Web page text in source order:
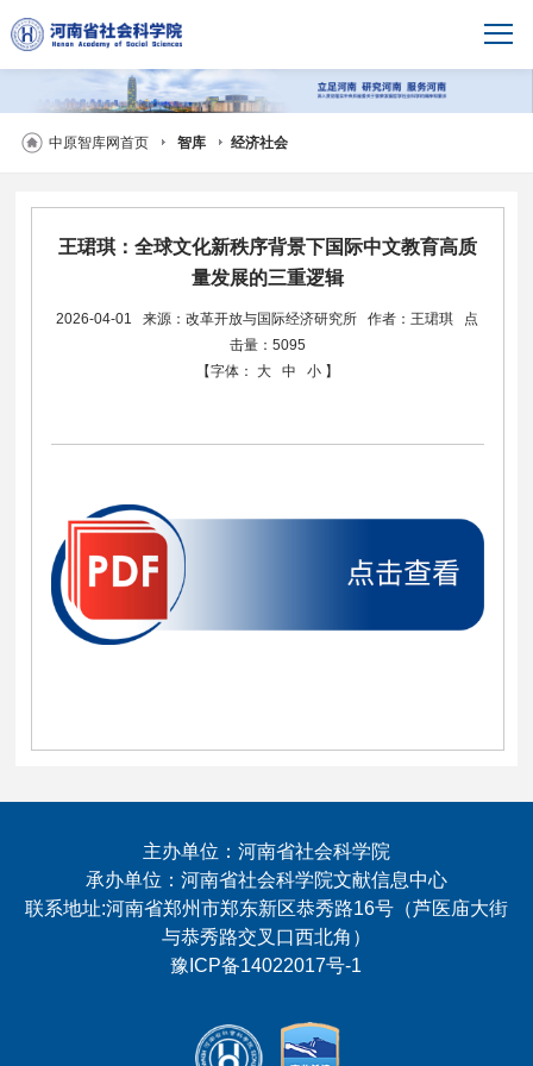
中原智库网首页 智库 经济社会
王珺琪：全球文化新秩序背景下国际中文教育高质
量发展的三重逻辑
2026-04-01 来源：改革开放与国际经济研究所 作者：王珺琪
点
击量：5095
【字体：
大 中 小 】
主办单位：河南省社会科学院
承办单位：河南省社会科学院文献信息中心
联系地址:河南省郑州市郑东新区恭秀路16号（芦医庙大街
与恭秀路交叉口西北角）
豫ICP备14022017号-1